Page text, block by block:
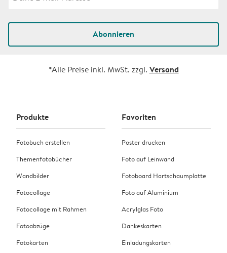
Abonnieren
*Alle Preise inkl. MwSt. zzgl. Versand
Produkte
Fotobuch erstellen
Themenfotobücher
Wandbilder
Fotocollage
Fotocollage mit Rahmen
Fotoabzüge
Fotokarten
Favoriten
Poster drucken
Foto auf Leinwand
Fotoboard Hartschaumplatte
Foto auf Aluminium
Acrylglas Foto
Dankeskarten
Einladungskarten